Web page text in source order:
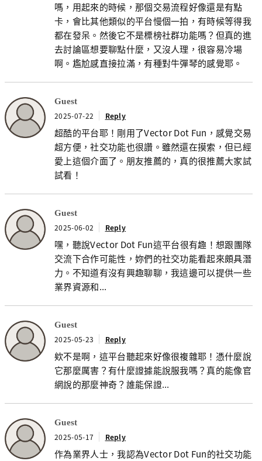
嗎，用起來的時候，那個交易流程好像還是有點
卡，會比其他類似的平台慢個一拍，有時候等得我
都在發呆。然後它不是標榜社群功能嗎？但真的進
去討論區想要聊點什麼，又沒人理，很容易冷場
啊。尷尬感直接拉滿，有種對牛彈琴的感覺耶。
Guest
2025-07-22 Reply
超酷的平台耶！剛用了Vector Dot Fun，感覺交易
超方便，社交功能也很讚。雖然還在摸索，但已經
愛上這個介面了。朋友推薦的，真的很推薦大家試
試看！
Guest
2025-06-02 Reply
嘿，聽說Vector Dot Fun這平台很有趣！想跟團隊
交流下合作可能性，妳們的社交功能看起來頗具潛
力。不知道有沒有興趣聊聊，我這邊可以提供一些
業界資源和...
Guest
2025-05-23 Reply
欸不是啊，這平台聽起來好像很複雜耶！憑什麼說
它那麼厲害？有什麼證據能說服我嗎？真的能像官
網說的那麼神奇？誰能保證...
Guest
2025-05-17 Reply
作為業界人士，我認為Vector Dot Fun的社交功能